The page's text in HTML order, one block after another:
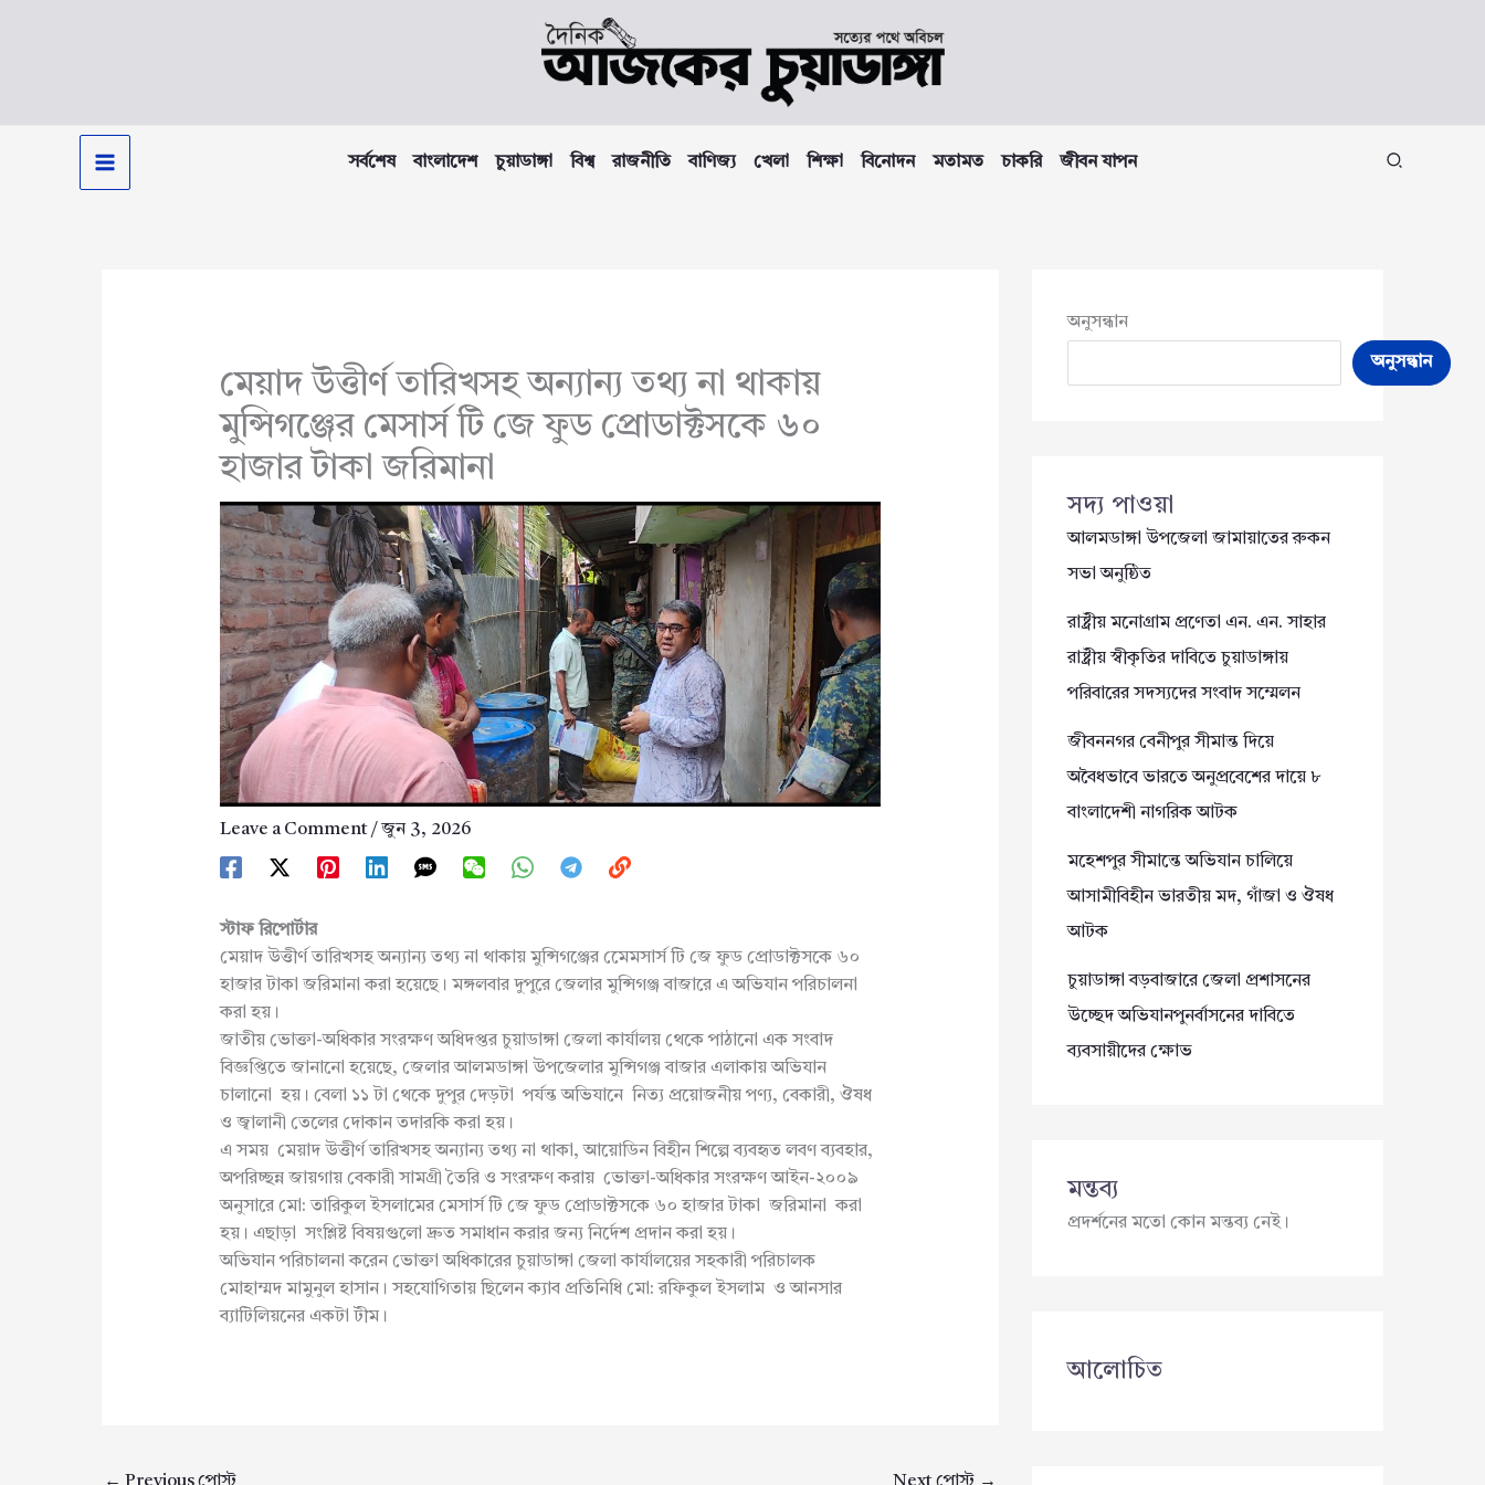
সর্বশেষ বাংলাদেশ চুয়াডাঙ্গা বিশ্ব রাজনীতি বাণিজ্য খেলা শিক্ষা বিনোদন মতামত চাকরি জীবন যাপন
মেয়াদ উত্তীর্ণ তারিখসহ অন্যান্য তথ্য না থাকায়
মুন্সিগঞ্জের মেসার্স টি জে ফুড প্রোডাক্টসকে ৬০
হাজার টাকা জরিমানা
Leave a Comment /জুন 3, 2026
স্টাফ রিপোর্টার
মেয়াদ উত্তীর্ণ তারিখসহ অন্যান্য তথ্য না থাকায় মুন্সিগঞ্জের মেেমসার্স টি জে ফুড প্রোডাক্টসকে ৬০
হাজার টাকা জরিমানা করা হয়েছে। মঙ্গলবার দুপুরে জেলার মুন্সিগঞ্জ বাজারে এ অভিযান পরিচালনা
করা হয়।
জাতীয় ভোক্তা-অধিকার সংরক্ষণ অধিদপ্তর চুয়াডাঙ্গা জেলা কার্যালয় থেকে পাঠানো এক সংবাদ
বিজ্ঞপ্তিতে জানানো হয়েছে, জেলার আলমডাঙ্গা উপজেলার মুন্সিগঞ্জ বাজার এলাকায় অভিযান
চালানো হয়। বেলা ১১ টা থেকে দুপুর দেড়টা পর্যন্ত অভিযানে নিত্য প্রয়োজনীয় পণ্য, বেকারী, ঔষধ
ও জ্বালানী তেলের দোকান তদারকি করা হয়।
এ সময় মেয়াদ উত্তীর্ণ তারিখসহ অন্যান্য তথ্য না থাকা, আয়োডিন বিহীন শিল্পে ব্যবহৃত লবণ ব্যবহার,
অপরিচ্ছন্ন জায়গায় বেকারী সামগ্রী তৈরি ও সংরক্ষণ করায় ভোক্তা-অধিকার সংরক্ষণ আইন-২০০৯
অনুসারে মো: তারিকুল ইসলামের মেসার্স টি জে ফুড প্রোডাক্টসকে ৬০ হাজার টাকা জরিমানা করা
হয়। এছাড়া সংশ্লিষ্ট বিষয়গুলো দ্রুত সমাধান করার জন্য নির্দেশ প্রদান করা হয়।
অভিযান পরিচালনা করেন ভোক্তা অধিকারের চুয়াডাঙ্গা জেলা কার্যালয়ের সহকারী পরিচালক
মোহাম্মদ মামুনুল হাসান। সহযোগিতায় ছিলেন ক্যাব প্রতিনিধি মো: রফিকুল ইসলাম ও আনসার
ব্যাটিলিয়নের একটা টীম।
অনুসন্ধান
অনুসন্ধান
সদ্য পাওয়া
আলমডাঙ্গা উপজেলা জামায়াতের রুকন
সভা অনুষ্ঠিত
রাষ্ট্রীয় মনোগ্রাম প্রণেতা এন. এন. সাহার
রাষ্ট্রীয় স্বীকৃতির দাবিতে চুয়াডাঙ্গায়
পরিবারের সদস্যদের সংবাদ সম্মেলন
জীবননগর বেনীপুর সীমান্ত দিয়ে
অবৈধভাবে ভারতে অনুপ্রবেশের দায়ে ৮
বাংলাদেশী নাগরিক আটক
মহেশপুর সীমান্তে অভিযান চালিয়ে
আসামীবিহীন ভারতীয় মদ, গাঁজা ও ঔষধ
আটক
চুয়াডাঙ্গা বড়বাজারে জেলা প্রশাসনের
উচ্ছেদ অভিযানপুনর্বাসনের দাবিতে
ব্যবসায়ীদের ক্ষোভ
মন্তব্য
প্রদর্শনের মতো কোন মন্তব্য নেই।
আলোচিত